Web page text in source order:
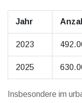
Jahr
2023
2025
Insbesondere im